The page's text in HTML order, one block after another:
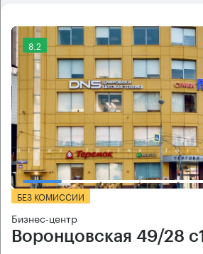
8.2
БЕЗ КОМИССИИ
Бизнес-центр
Воронцовская 49/28 с1